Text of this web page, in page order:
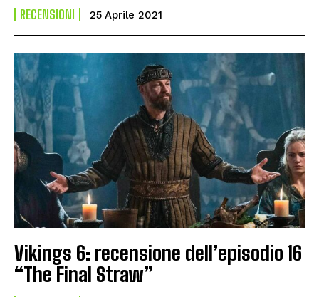
RECENSIONI 25 Aprile 2021
Vikings 6: recensione dell’episodio 16
“The Final Straw”